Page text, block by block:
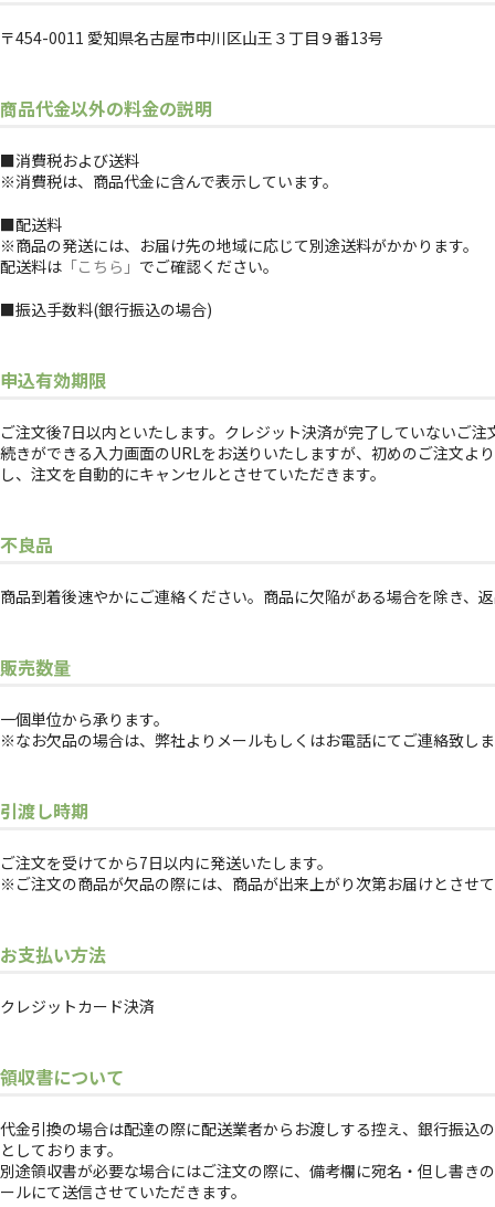
〒454-0011 愛知県名古屋市中川区山王３丁目９番13号
商品代金以外の料金の説明
■消費税および送料
※消費税は、商品代金に含んで表示しています。
■配送料
※商品の発送には、お届け先の地域に応じて別途送料がかかります。
配送料は 「こちら」 でご確認ください。
■振込手数料(銀行振込の場合)
申込有効期限
ご注文後7日以内といたします。クレジット決済が完了していないご
続きができる入力画面のURLをお送りいたしますが、初めのご注文よ
し、注文を自動的にキャンセルとさせていただきます。
不良品
商品到着後速やかにご連絡ください。商品に欠陥がある場合を除き、
販売数量
一個単位から承ります。
※なお欠品の場合は、弊社よりメールもしくはお電話にてご連絡致し
引渡し時期
ご注文を受けてから7日以内に発送いたします。
※ご注文の商品が欠品の際には、商品が出来上がり次第お届けとさせ
お支払い方法
クレジットカード決済
領収書について
代金引換の場合は配達の際に配送業者からお渡しする控え、銀行振込
としております。
別途領収書が必要な場合にはご注文の際に、備考欄に宛名・但し書き
ールにて送信させていただきます。